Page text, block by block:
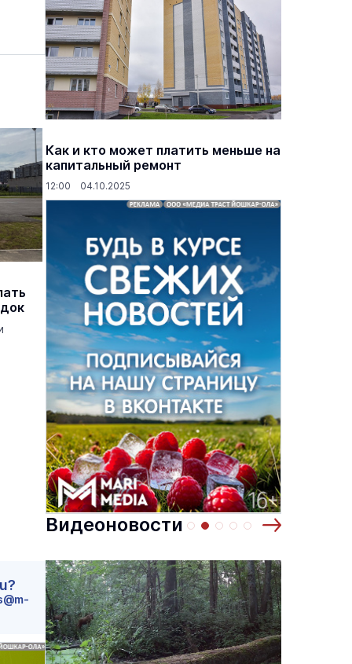
Как и кто может платить меньше на
капитальный ремонт
12:00 04.10.2025
Видеоновости